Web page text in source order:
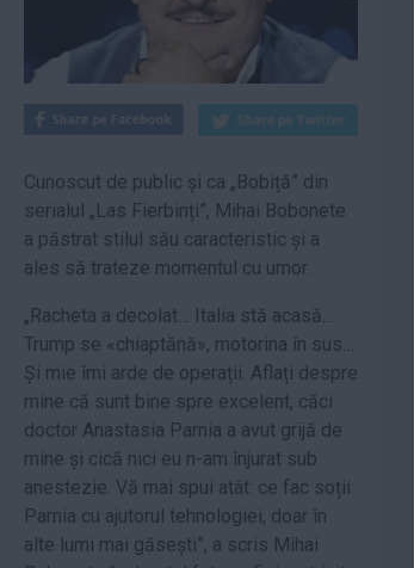
Cunoscut de public și ca „Bobiță” din
serialul „Las Fierbinți”, Mihai Bobonete
a păstrat stilul său caracteristic și a
ales să trateze momentul cu umor.
„Racheta a decolat… Italia stă acasă…
Trump se «chiaptănă», motorina în sus…
Și mie îmi arde de operații. Aflați despre
mine că sunt bine spre excelent, căci
doctor Anastasia Parnia a avut grijă de
mine și cică nici eu n-am înjurat sub
anestezie. Vă mai spui atât: ce fac soții
Parnia cu ajutorul tehnologiei, doar în
alte lumi mai găsești”, a scris Mihai